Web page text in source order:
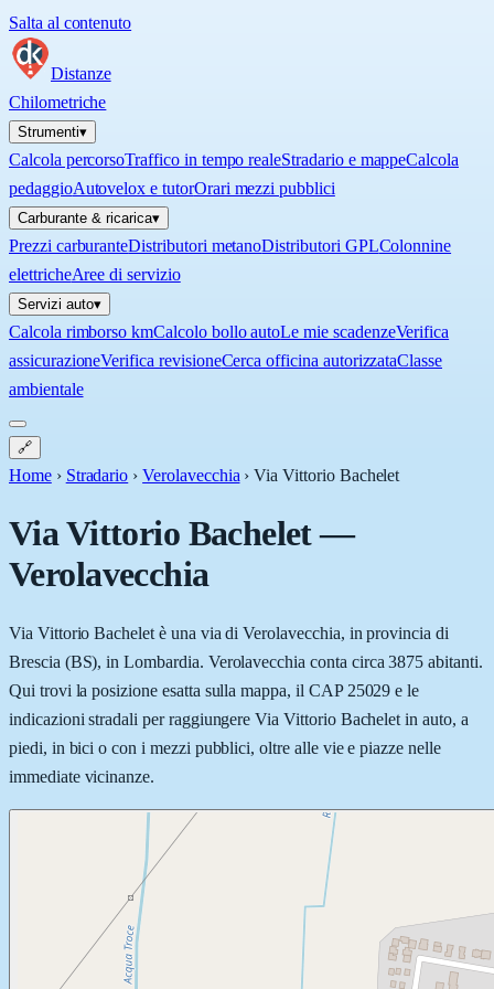
Salta al contenuto
Distanze
Chilometriche
Strumenti▾
Calcola percorsoTraffico in tempo realeStradario e mappeCalcola
pedaggioAutovelox e tutorOrari mezzi pubblici
Carburante & ricarica▾
Prezzi carburanteDistributori metanoDistributori GPLColonnine
elettricheAree di servizio
Servizi auto▾
Calcola rimborso kmCalcolo bollo autoLe mie scadenzeVerifica
assicurazioneVerifica revisioneCerca officina autorizzataClasse
ambientale
🔗
Home › Stradario › Verolavecchia ›Via Vittorio Bachelet
Via Vittorio Bachelet—
Verolavecchia
Via Vittorio Bachelet è una via di Verolavecchia, in provincia di
Brescia (BS), in Lombardia. Verolavecchia conta circa 3875 abitanti.
Qui trovi la posizione esatta sulla mappa, il CAP 25029 e le
indicazioni stradali per raggiungere Via Vittorio Bachelet in auto, a
piedi, in bici o con i mezzi pubblici, oltre alle vie e piazze nelle
immediate vicinanze.